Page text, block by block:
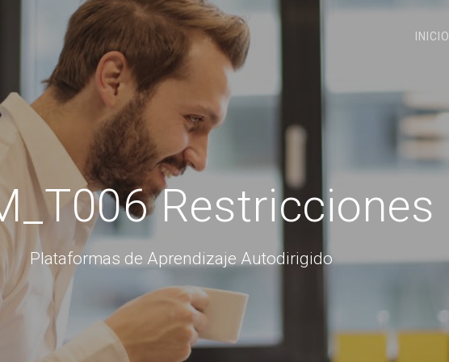
INICIO
Restricciones
Plataformas de Aprendizaje Autodirigido